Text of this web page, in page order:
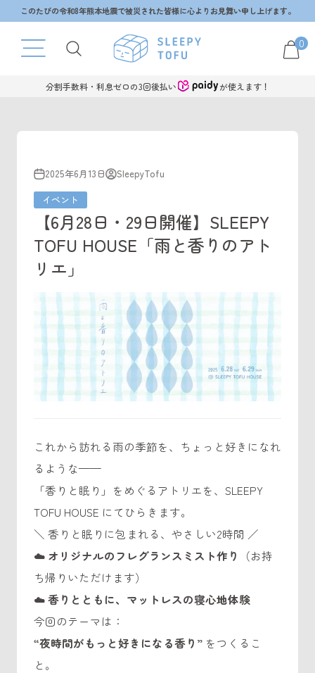
コンテンツへスキップ
このたびの令和8年熊本地震で被災された皆様に心よりお見舞い申し上げます。
0
分割手数料・利息ゼロの3回後払い が使えます！
2025年6月13日
SleepyTofu
イベント
【6月28日・29日開催】SLEEPY
TOFU HOUSE「雨と香りのアト
リエ」
これから訪れる雨の季節を、ちょっと好きになれ
るような——
「香りと眠り」をめぐるアトリエを、SLEEPY
TOFU HOUSE にてひらきます。
＼ 香りと眠りに包まれる、やさしい2時間 ／
☁️ オリジナルのフレグランスミスト作り
（お持
ち帰りいただけます）
☁️香りとともに、マットレスの寝心地体験
今回のテーマは：
“夜時間がもっと好きになる香り”をつくるこ
と。